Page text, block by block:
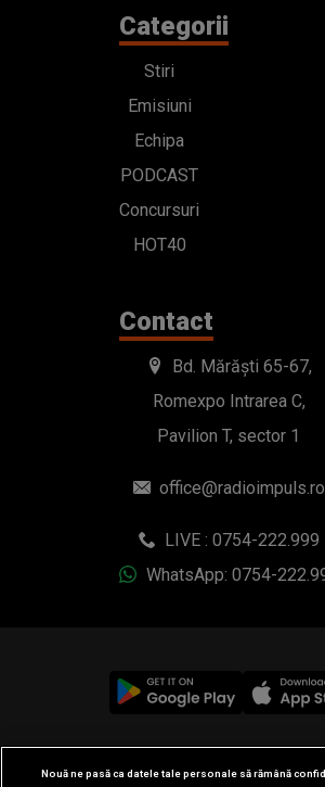
Categorii
Stiri
Emisiuni
Echipa
PODCAST
Concursuri
HOT40
Contact
Bd. Mărăști 65-67,
Romexpo Intrarea C,
Pavilion T, sector 1
office@radioimpuls.ro
LIVE : 0754-222.999
WhatsApp: 0754-
© 2019-2026 DOGAN MEDIA
drepturile rezervate.
Nouă ne pasă ca datele tale personale să rămână